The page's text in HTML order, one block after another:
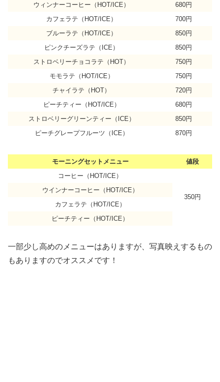
ウィンナーコーヒー（HOT/ICE）
680円
カフェラテ（HOT/ICE）
700円
ブルーラテ（HOT/ICE）
850円
ピンクチーズラテ（ICE）
850円
ストロベリーチョコラテ（HOT）
750円
モモラテ（HOT/ICE）
750円
チャイラテ（HOT）
720円
ピーチティー（HOT/ICE）
680円
ストロベリーグリーンティー（ICE）
850円
ピーチグレープフルーツ（ICE）
870円
モーニングセットメニュー
値段
コーヒー（HOT/ICE）
350円
ウインナーコーヒー（HOT/ICE）
カフェラテ（HOT/ICE）
ピーチティー（HOT/ICE）
一部少し高めのメニューはありますが、写真映えするもの
もありますのでオススメです！